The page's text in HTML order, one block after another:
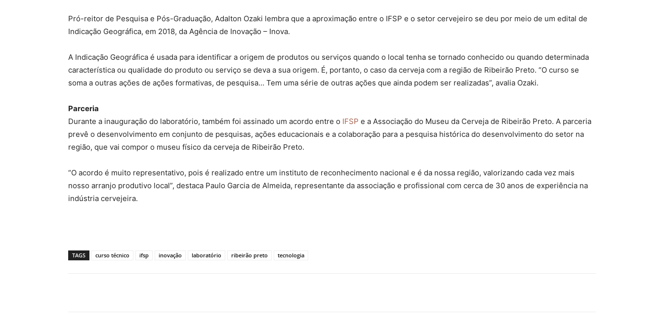
Pró-reitor de Pesquisa e Pós-Graduação, Adalton Ozaki lembra que a aproximação entre o IFSP e o setor cervejeiro se deu por meio de um edital de
Indicação Geográfica, em 2018, da Agência de Inovação – Inova.
A Indicação Geográfica é usada para identificar a origem de produtos ou serviços quando o local tenha se tornado conhecido ou quando determinada
característica ou qualidade do produto ou serviço se deva a sua origem. É, portanto, o caso da cerveja com a região de Ribeirão Preto. “O curso se
soma a outras ações de ações formativas, de pesquisa… Tem uma série de outras ações que ainda podem ser realizadas”, avalia Ozaki.
Parceria
Durante a inauguração do laboratório, também foi assinado um acordo entre o IFSP e a Associação do Museu da Cerveja de Ribeirão Preto. A parceria
prevê o desenvolvimento em conjunto de pesquisas, ações educacionais e a colaboração para a pesquisa histórica do desenvolvimento do setor na
região, que vai compor o museu físico da cerveja de Ribeirão Preto.
“O acordo é muito representativo, pois é realizado entre um instituto de reconhecimento nacional e é da nossa região, valorizando cada vez mais
nosso arranjo produtivo local”, destaca Paulo Garcia de Almeida, representante da associação e profissional com cerca de 30 anos de experiência na
indústria cervejeira.
TAGS curso técnico ifsp inovação laboratório ribeirão preto tecnologia